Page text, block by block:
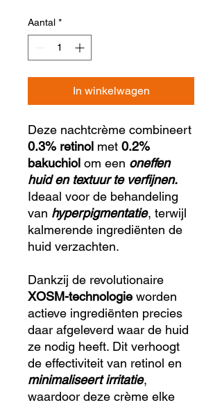
Aantal *
In winkelwagen
Deze nachtcrème combineert
0.3% retinol met 0.2%
bakuchiol om een oneffen
huid en textuur te verfijnen.
Ideaal voor de behandeling
van hyperpigmentatie, terwijl
kalmerende ingrediënten de
huid verzachten.
Dankzij de revolutionaire
XOSM-technologie worden
actieve ingrediënten precies
daar afgeleverd waar de huid
ze nodig heeft. Dit verhoogt
de effectiviteit van retinol en
minimaliseert irritatie,
waardoor deze crème elke